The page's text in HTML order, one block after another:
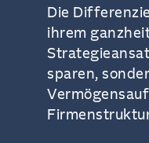
Die
ihrem
sparen,